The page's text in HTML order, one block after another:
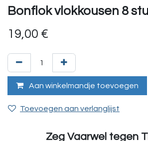
Bonflok vlokkousen 8
19,00 €
Aan winkelmandje toevoegen
Toevoegen aan verlanglijst
Zeg Vaarwel tegen